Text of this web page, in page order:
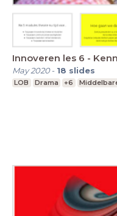
Innoveren les 6 -
May 2020- 18 slides
LOB Drama +6